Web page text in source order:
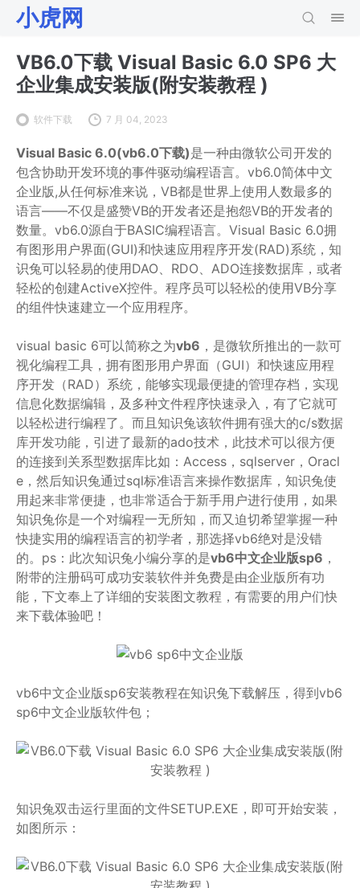
小虎网
VB6.0下载 Visual Basic 6.0 SP6 大
企业集成安装版(附安装教程 )
软件下载 7 月 04, 2023
Visual Basic 6.0(vb6.0下载)是一种由微软公司开发的
包含协助开发环境的事件驱动编程语言。vb6.0简体中文
企业版,从任何标准来说，VB都是世界上使用人数最多的
语言——不仅是盛赞VB的开发者还是抱怨VB的开发者的
数量。vb6.0源自于BASIC编程语言。Visual Basic 6.0拥
有图形用户界面(GUI)和快速应用程序开发(RAD)系统，知
识兔可以轻易的使用DAO、RDO、ADO连接数据库，或者
轻松的创建ActiveX控件。程序员可以轻松的使用VB分享
的组件快速建立一个应用程序。
visual basic 6可以简称之为vb6 ，是微软所推出的一款可
视化编程工具，拥有图形用户界面（GUI）和快速应用程
序开发（RAD）系统，能够实现最便捷的管理存档，实现
信息化数据编辑，及多种文件程序快速录入，有了它就可
以轻松进行编程了。而且知识兔该软件拥有强大的c/s数据
库开发功能，引进了最新的ado技术，此技术可以很方便
的连接到关系型数据库比如：Access，sqlserver，Oracl
e，然后知识兔通过sql标准语言来操作数据库，知识兔使
用起来非常便捷，也非常适合于新手用户进行使用，如果
知识兔你是一个对编程一无所知，而又迫切希望掌握一种
快捷实用的编程语言的初学者，那选择vb6绝对是没错
的。ps：此次知识兔小编分享的是vb6中文企业版sp6 ，
附带的注册码可成功安装软件并免费是由企业版所有功
能，下文奉上了详细的安装图文教程，有需要的用户们快
来下载体验吧！
vb6中文企业版sp6安装教程在知识兔下载解压，得到vb6
sp6中文企业版软件包；
知识兔双击运行里面的文件SETUP.EXE，即可开始安装，
如图所示：